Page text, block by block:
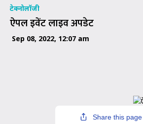
टेक्नोलॉजी
ऐपल इवेंट लाइव अपडेट
Sep 08, 2022, 12:07 am
Share this page